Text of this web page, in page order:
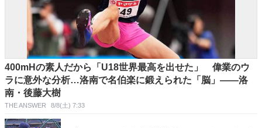
400mHの素人だから「U18世界最高を出せた」 偉業のウ
ラに意外な分析…洛南で名伯楽に鍛えられた「脳」――洛
南・後藤大樹
THE ANSWER 8/8(土) 7:33